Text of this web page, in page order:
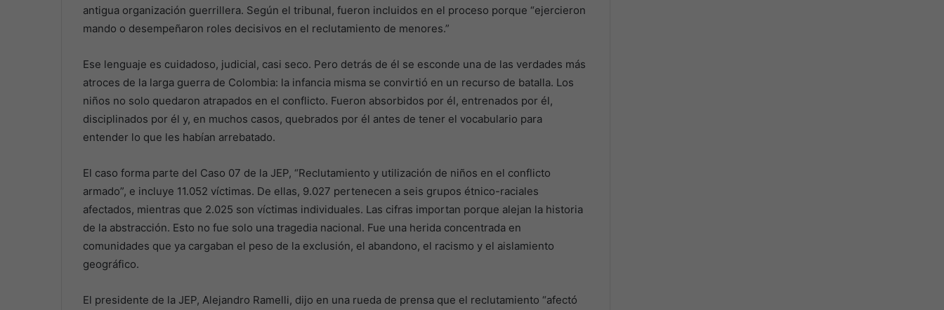
antigua organización guerrillera. Según el tribunal, fueron incluidos en el proceso porque “ejercieron
mando o desempeñaron roles decisivos en el reclutamiento de menores.”
Ese lenguaje es cuidadoso, judicial, casi seco. Pero detrás de él se esconde una de las verdades más
atroces de la larga guerra de Colombia: la infancia misma se convirtió en un recurso de batalla. Los
niños no solo quedaron atrapados en el conflicto. Fueron absorbidos por él, entrenados por él,
disciplinados por él y, en muchos casos, quebrados por él antes de tener el vocabulario para
entender lo que les habían arrebatado.
El caso forma parte del Caso 07 de la JEP, “Reclutamiento y utilización de niños en el conflicto
armado”, e incluye 11.052 víctimas. De ellas, 9.027 pertenecen a seis grupos étnico-raciales
afectados, mientras que 2.025 son víctimas individuales. Las cifras importan porque alejan la historia
de la abstracción. Esto no fue solo una tragedia nacional. Fue una herida concentrada en
comunidades que ya cargaban el peso de la exclusión, el abandono, el racismo y el aislamiento
geográfico.
El presidente de la JEP, Alejandro Ramelli, dijo en una rueda de prensa que el reclutamiento “afectó